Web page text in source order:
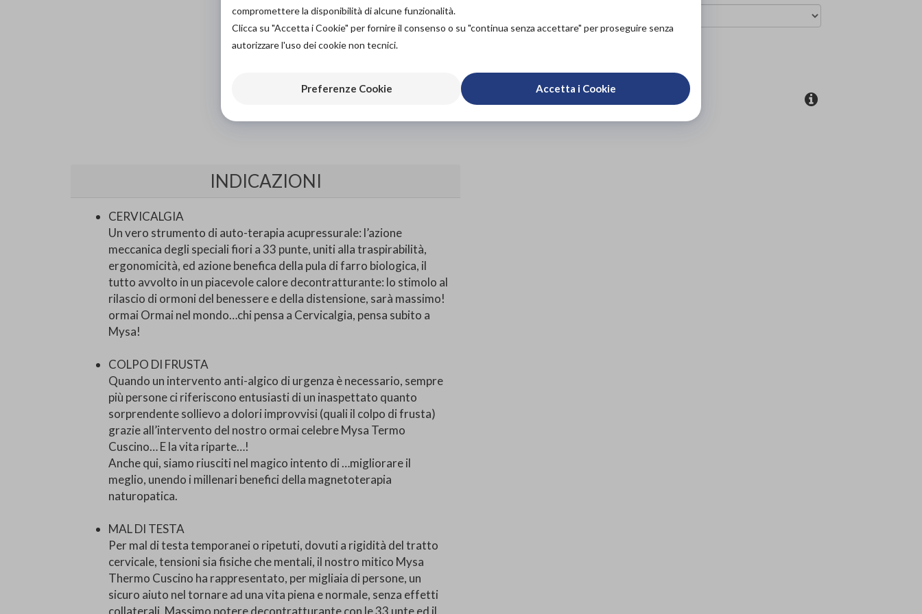
DA60,00€
PROVA E NOLEGGIA IN
NEGOZIO
ACQUISTA ONLINE
NON DISPONIBILE
INDICAZIONI
CERVICALGIA
Un vero strumento di auto-terapia acupressurale: l’azione
meccanica degli speciali fiori a 33 punte, uniti alla traspirabilità,
ergonomicità, ed azione benefica della pula di farro biologica, il
tutto avvolto in un piacevole calore decontratturante: lo stimolo al
rilascio di ormoni del benessere e della distensione, sarà massimo!
ormai Ormai nel mondo…chi pensa a Cervicalgia, pensa subito a
Mysa!
COLPO DI FRUSTA
Quando un intervento anti-algico di urgenza è necessario, sempre
più persone ci riferiscono entusiasti di un inaspettato quanto
sorprendente sollievo a dolori improvvisi (quali il colpo di frusta)
grazie all’intervento del nostro ormai celebre Mysa Termo
Cuscino… E la vita riparte…!
Anche qui, siamo riusciti nel magico intento di …migliorare il
meglio, unendo i millenari benefici della magnetoterapia
naturopatica.
MAL DI TESTA
Per mal di testa temporanei o ripetuti, dovuti a rigidità del tratto
cervicale, tensioni sia fisiche che mentali, il nostro mitico Mysa
Thermo Cuscino ha rappresentato, per migliaia di persone, un
sicuro aiuto nel tornare ad una vita piena e normale, senza effetti
compromettere la disponibilità di alcune funzionalità.
Clicca su "Accetta i Cookie" per fornire il consenso o su "continua senza accettare" per proseguire senza
autorizzare l'uso dei cookie non tecnici.
Preferenze Cookie Accetta i Cookie